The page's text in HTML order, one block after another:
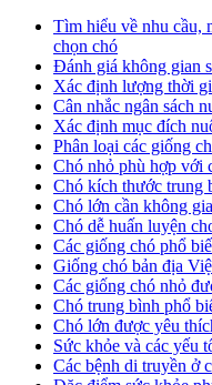
Tìm hiểu về nhu cầu,
chọn chó
Đánh giá không gian
Xác định lượng thời
Cân nhắc ngân sách
Xác định mục đích
Phân loại các giống
Chó nhỏ phù hợp với
Chó kích thước trung
Chó lớn cần không
Chó dễ huấn luyện
Các giống chó phổ
Giống chó bản địa
Các giống chó nhỏ
Chó trung bình phổ
Chó lớn được yêu
Sức khỏe và các yếu
Các bệnh di truyền ở